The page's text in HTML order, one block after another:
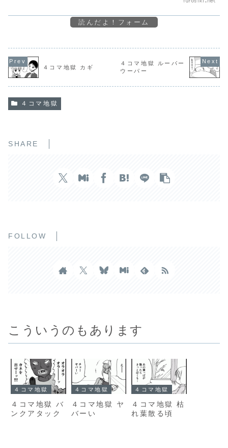
読んだよ！フォーム
４コマ地獄 カギ
４コマ地獄 ルーパー
ウーパー
４コマ地獄
SHARE
FOLLOW
こういうのもあります
４コマ地獄
４コマ地獄 バ
ンクアタック
４コマ地獄
４コマ地獄 ヤ
バーい
４コマ地獄
４コマ地獄 枯
れ葉散る頃